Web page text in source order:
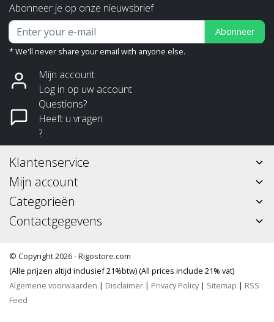
Abonneer je op onze nieuwsbrief
Abonneer
* We'll never share your email with anyone else.
Mijn account
Log in op uw account
Questions?
Heeft u vragen
?
Klantenservice
Mijn account
Categorieën
Contactgegevens
© Copyright 2026 - Rigostore.com
(Alle prijzen altijd inclusief 21%btw) (All prices include 21% vat)
Algemene voorwaarden | Disclaimer | Privacy Policy| Sitemap | RSS
Feed